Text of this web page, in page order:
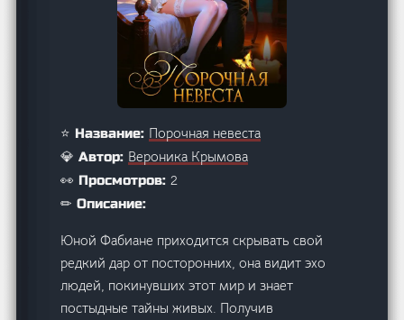
⭐ Название: Порочная невеста
💎 Автор: Вероника Крымова
👀 Просмотров:2
✏ Описание:
Юной Фабиане приходится скрывать свой
редкий дар от посторонних, она видит эхо
людей, покинувших этот мир и знает
постыдные тайны живых. Получив